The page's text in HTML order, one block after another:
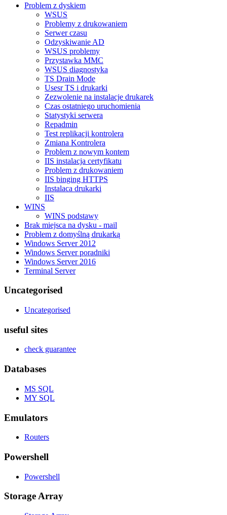
Problem z dyskiem
WSUS
Problemy z drukowaniem
Serwer czasu
Odzyskiwanie AD
WSUS problemy
Przystawka MMC
WSUS diagnostyka
TS Drain Mode
Usesr TS i drukarki
Zezwolenie na instalacje drukarek
Czas ostatniego uruchomienia
Statystyki serwera
Repadmin
Test replikacji kontrolera
Zmiana Kontrolera
Problem z nowym kontem
IIS instalacja certyfikatu
Problem z drukowaniem
IIS binging HTTPS
Instalaca drukarki
IIS
WINS
WINS podstawy
Brak miejsca na dysku - mail
Problem z domyślną drukarką
Windows Server 2012
Windows Server poradniki
Windows Server 2016
Terminal Server
Uncategorised
Uncategorised
useful sites
check guarantee
Databases
MS SQL
MY SQL
Emulators
Routers
Powershell
Powershell
Storage Array